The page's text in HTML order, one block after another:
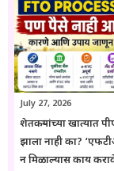
येतात. या संकेतस्थळावरील माहिती ही केवळ जनजागृती आणि मार्गदर्शनाच्या
उद्देशाने
संबंधित
पडताळणी
July 27, 2026
शेतकऱ्यांच्या खात्यात
झाला नाही का?
न मिळाल्यास काय